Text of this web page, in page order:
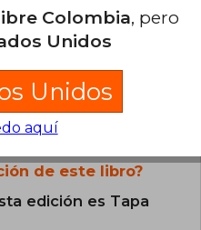
de este libro?
edición es Tapa
Colombia, pero
Unidos
Unidos
aquí